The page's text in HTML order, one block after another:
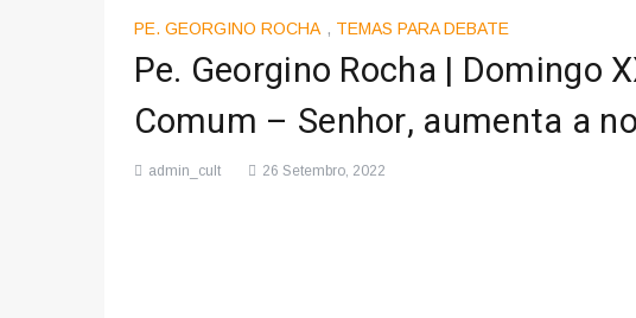
PE. GEORGINO ROCHA , TEMAS PARA DEBATE
Pe. Georgino Rocha | Domingo
Comum – Senhor, aumenta a
admin_cult 26 Setembro, 2022